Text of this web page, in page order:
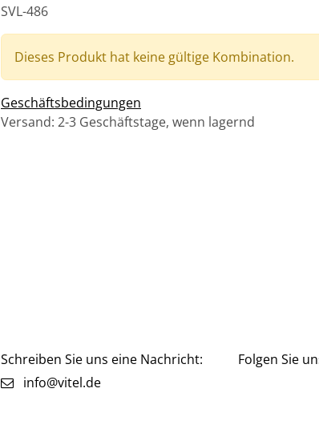
SVL-486
Dieses Produkt hat keine gültige Kombination.
Geschäftsbedingungen
Versand: 2-3 Geschäftstage, wenn lagernd
Schreiben Sie uns eine Nachricht:
info@vitel.de
Folgen Sie